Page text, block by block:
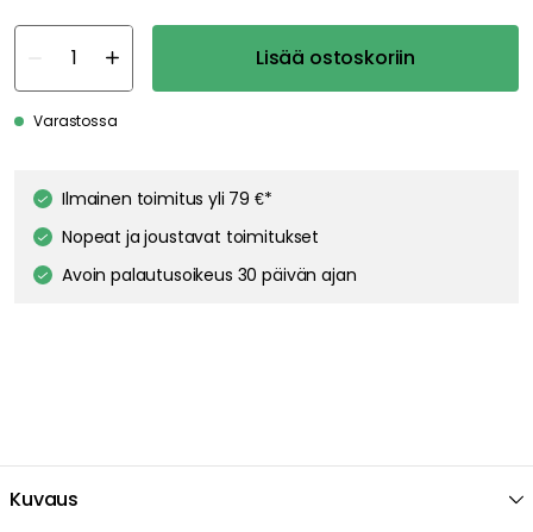
Lisää ostoskoriin
Varastossa
Ilmainen toimitus yli 79 €*
Nopeat ja joustavat toimitukset
Avoin palautusoikeus 30 päivän ajan
Kuvaus